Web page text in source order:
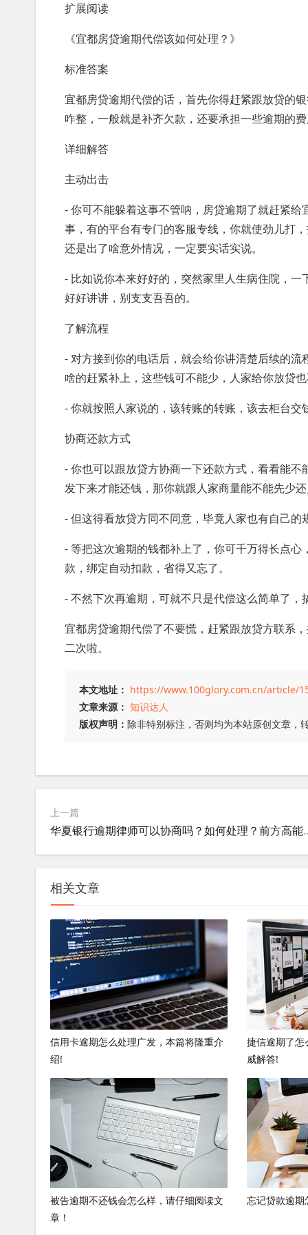
扩展阅读
《宜都房贷逾期代偿该如何处理？》
标准答案
宜都房贷逾期代偿的话，首先你得赶紧跟放贷的
咋整，一般就是补齐欠款，还要承担一些逾期的
详细解答
主动出击
- 你可不能躲着这事不管呐，房贷逾期了就赶紧
事，有的平台有专门的客服专线，你就使劲儿打
还是出了啥意外情况，一定要实话实说。
- 比如说你本来好好的，突然家里人生病住院，
好好讲讲，别支支吾吾的。
了解流程
- 对方接到你的电话后，就会给你讲清楚后续的
啥的赶紧补上，这些钱可不能少，人家给你放贷
- 你就按照人家说的，该转账的转账，该去柜台
协商还款方式
- 你也可以跟放贷方协商一下还款方式，看看能
发下来才能还钱，那你就跟人家商量能不能先少
- 但这得看放贷方同不同意，毕竟人家也有自己
- 等把这次逾期的钱都补上了，你可千万得长点
款，绑定自动扣款，省得又忘了。
- 不然下次再逾期，可就不只是代偿这么简单了
宜都房贷逾期代偿了不要慌，赶紧跟放贷方联系
二次啦。
本文地址： https://www.100glory.com.cn/article/
文章来源： 知识达人
版权声明： 除非特别标注，否则均为本站原创文章，
上一篇
华夏银行逾期律师可以
相关文章
信用卡逾期怎么处理广发，本篇将隆重介
绍!
捷信逾期了怎
威解答!
被告逾期不还钱会怎么样，请仔细阅读文
章！
忘记贷款逾期